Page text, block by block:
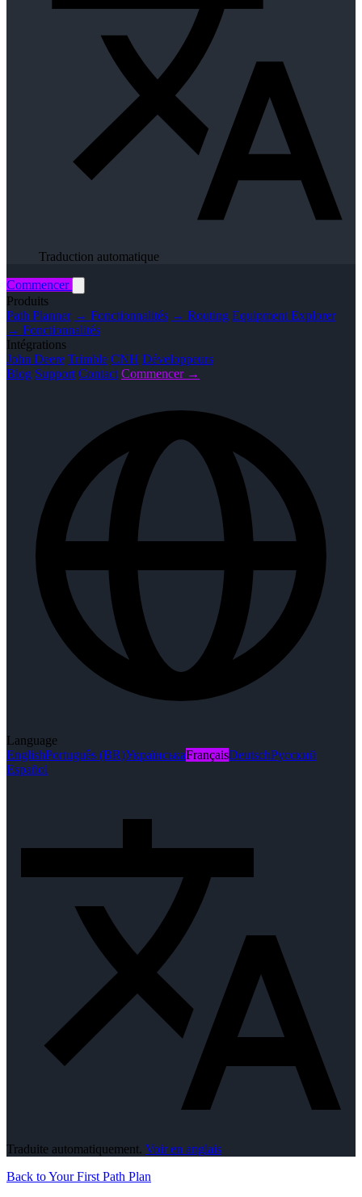
Traduction automatique
Commencer
Produits
Path Planner → Fonctionnalités → Routing Equipment Explorer
→ Fonctionnalités
Intégrations
John Deere Trimble CNH Développeurs
Blog Support Contact Commencer →
Language
EnglishPortuguês (BR)УкраїнськаFrançaisDeutschРусский
Español
Traduite automatiquement. Voir en anglais
Back to Your First Path Plan